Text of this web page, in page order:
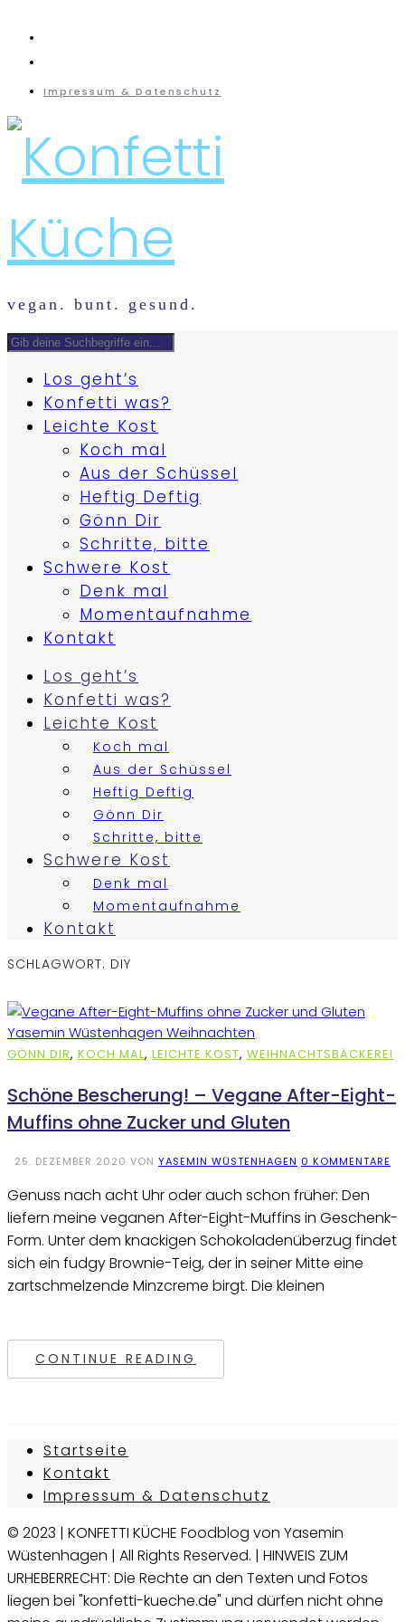
Impressum & Datenschutz
vegan. bunt. gesund.
Los geht’s
Konfetti was?
Leichte Kost
Koch mal
Aus der Schüssel
Heftig Deftig
Gönn Dir
Schritte, bitte
Schwere Kost
Denk mal
Momentaufnahme
Kontakt
Los geht’s
Konfetti was?
Leichte Kost
Koch mal
Aus der Schüssel
Heftig Deftig
Gönn Dir
Schritte, bitte
Schwere Kost
Denk mal
Momentaufnahme
Kontakt
SCHLAGWORT: DIY
GÖNN DIR, KOCH MAL, LEICHTE KOST, WEIHNACHTSBÄCKEREI
Schöne Bescherung! – Vegane After-Eight-
Muffins ohne Zucker und Gluten
25. DEZEMBER 2020 VON YASEMIN WÜSTENHAGEN 0 KOMMENTARE
Genuss nach acht Uhr oder auch schon früher: Den
liefern meine veganen After-Eight-Muffins in Geschenk-
Form. Unter dem knackigen Schokoladenüberzug findet
sich ein fudgy Brownie-Teig, der in seiner Mitte eine
zartschmelzende Minzcreme birgt. Die kleinen
CONTINUE READING
Startseite
Kontakt
Impressum & Datenschutz
© 2023 | KONFETTI KÜCHE Foodblog von Yasemin
Wüstenhagen | All Rights Reserved. | HINWEIS ZUM
URHEBERRECHT: Die Rechte an den Texten und Fotos
liegen bei "konfetti-kueche.de" und dürfen nicht ohne